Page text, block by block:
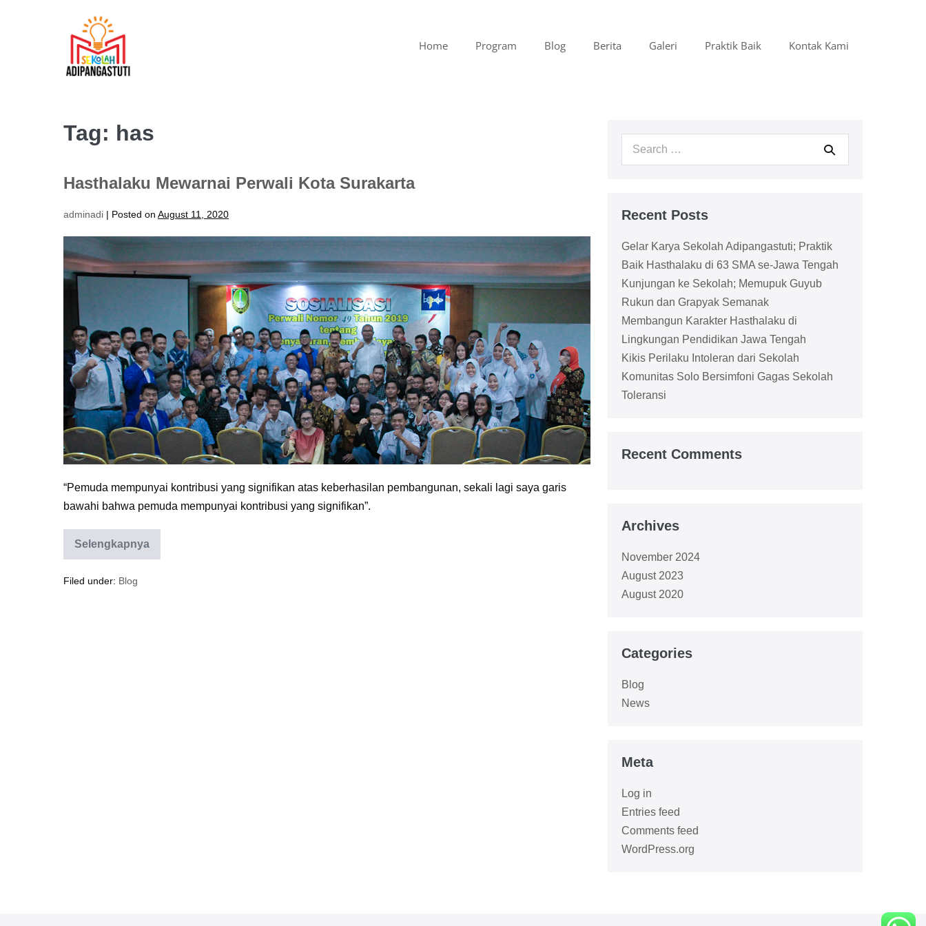
Home Program Blog Berita Galeri Praktik Baik Kontak Kami
Tag: has
Hasthalaku Mewarnai Perwali Kota Surakarta
adminadi | Posted on August 11, 2020
Hasthalaku
Mewarnai
Perwali
Kota
Surakarta
“Pemuda mempunyai kontribusi yang signifikan atas keberhasilan pembangunan, sekali lagi saya garis
bawahi bahwa pemuda mempunyai kontribusi yang signifikan”.
Selengkapnya
Hasthalaku
Mewarnai
Kota
Filed under: Blog
Search
Recent Posts
Gelar Karya Sekolah Adipangastuti; Praktik
Baik Hasthalaku di 63 SMA se-Jawa Tengah
Kunjungan ke Sekolah; Memupuk Guyub
Rukun dan Grapyak Semanak
Membangun Karakter Hasthalaku di
Lingkungan Pendidikan Jawa Tengah
Kikis Perilaku Intoleran dari Sekolah
Komunitas Solo Bersimfoni Gagas Sekolah
Toleransi
Recent Comments
Archives
November 2024
August 2023
August 2020
Categories
Blog
News
Meta
Log in
Entries feed
Comments feed
WordPress.org